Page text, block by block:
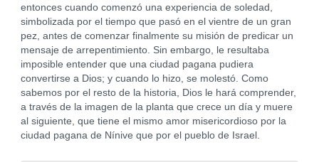
entonces cuando comenzó una experiencia de soledad,
simbolizada por el tiempo que pasó en el vientre de un gran
pez, antes de comenzar finalmente su misión de predicar un
mensaje de arrepentimiento. Sin embargo, le resultaba
imposible entender que una ciudad pagana pudiera
convertirse a Dios; y cuando lo hizo, se molestó. Como
sabemos por el resto de la historia, Dios le hará comprender,
a través de la imagen de la planta que crece un día y muere
al siguiente, que tiene el mismo amor misericordioso por la
ciudad pagana de Nínive que por el pueblo de Israel.